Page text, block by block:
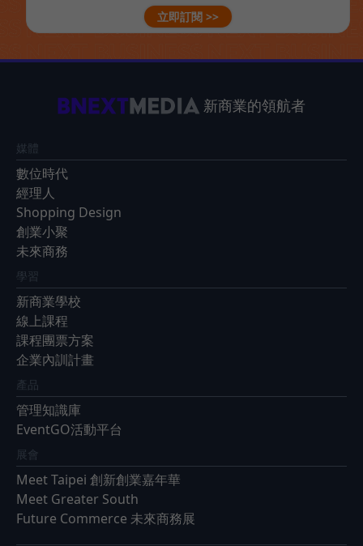
立即訂閱 >>
新商業的領航者
媒體
數位時代
經理人
Shopping Design
創業小聚
未來商務
學習
新商業學校
線上課程
課程團票方案
企業內訓計畫
產品
管理知識庫
EventGO活動平台
展會
Meet Taipei 創新創業嘉年華
Meet Greater South
Future Commerce 未來商務展